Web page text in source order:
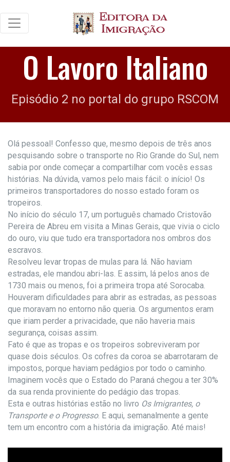
O Lavoro Italiano
Episódio 2 no portal do grupo RSCOM
Olá pessoal! Confesso que, mesmo depois de três anos
pesquisando sobre o transporte no Rio Grande do Sul, nem
sabia por onde começar a compartilhar com vocês essas
histórias. Na dúvida, vamos pelo mais fácil: o início! Os
primeiros transportadores do nosso estado foram os
tropeiros.
No início do século 17, um português chamado Cristovão
Pereira de Abreu em visita a Minas Gerais, que vivia o ciclo
do ouro, viu que tudo era transportadora nos ombros dos
escravos.
Resolveu levar tropas de mulas para lá. Não haviam
estradas, ele mandou abri-las. E assim, lá pelos anos de
1730 mais ou menos, foi a primeira tropa até Sorocaba.
Houveram dificuldades para abrir as estradas, as pessoas
que moravam no entorno não queria. Os argumentos eram
que iriam perder a privacidade, que não haveria mais
segurança, coisas assim.
Fato é que as tropas e os tropeiros sobreviveram por
quase dois séculos. Os cofres da coroa se abarrotaram de
impostos, porque haviam pedágios por todo o caminho.
Imaginem vocês que o Estado do Paraná chegou a ter 30%
da sua renda proviniente do pedágio das tropas.
Esta e outras histórias estão no livro Os Imigrantes, o
Transporte e o Progresso. E aqui, semanalmente a gente
tem um encontro com a história da imigração. Até mais!